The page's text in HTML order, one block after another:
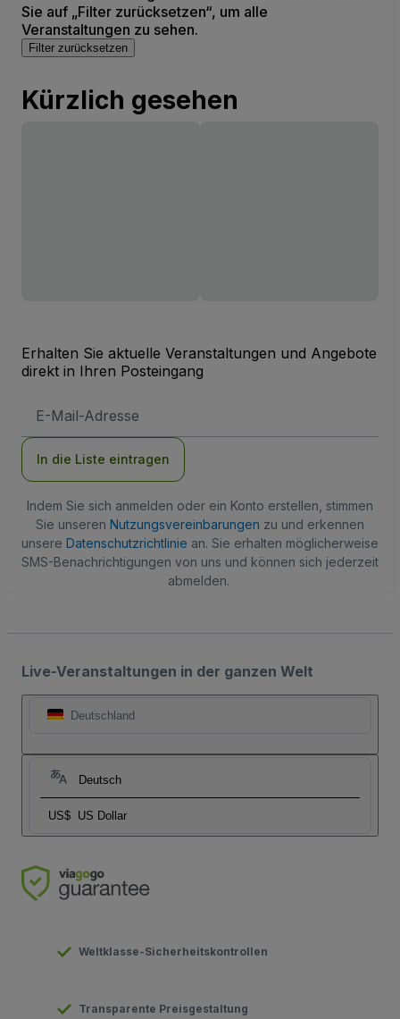
Sie auf „Filter zurücksetzen“, um alle
Veranstaltungen zu sehen.
Filter zurücksetzen
Kürzlich gesehen
Erhalten Sie aktuelle Veranstaltungen und Angebote
direkt in Ihren Posteingang
Mail-
In die Liste eintragen
Indem Sie sich anmelden oder ein Konto erstellen, stimmen
Sie unseren Nutzungsvereinbarungen zu und erkennen
unsere Datenschutzrichtlinie an. Sie erhalten möglicherweise
SMS-Benachrichtigungen von uns und können sich jederzeit
abmelden.
Live-Veranstaltungen in der ganzen Welt
Deutschland
Deutsch
US$ US Dollar
Weltklasse-Sicherheitskontrollen
Transparente Preisgestaltung